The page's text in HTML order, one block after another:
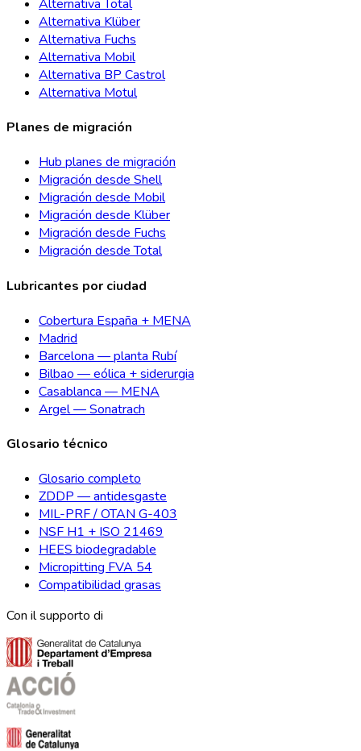
Alternativa Total
Alternativa Klüber
Alternativa Fuchs
Alternativa Mobil
Alternativa BP Castrol
Alternativa Motul
Planes de migración
Hub planes de migración
Migración desde Shell
Migración desde Mobil
Migración desde Klüber
Migración desde Fuchs
Migración desde Total
Lubricantes por ciudad
Cobertura España + MENA
Madrid
Barcelona — planta Rubí
Bilbao — eólica + siderurgia
Casablanca — MENA
Argel — Sonatrach
Glosario técnico
Glosario completo
ZDDP — antidesgaste
MIL-PRF / OTAN G-403
NSF H1 + ISO 21469
HEES biodegradable
Micropitting FVA 54
Compatibilidad grasas
Con il supporto di